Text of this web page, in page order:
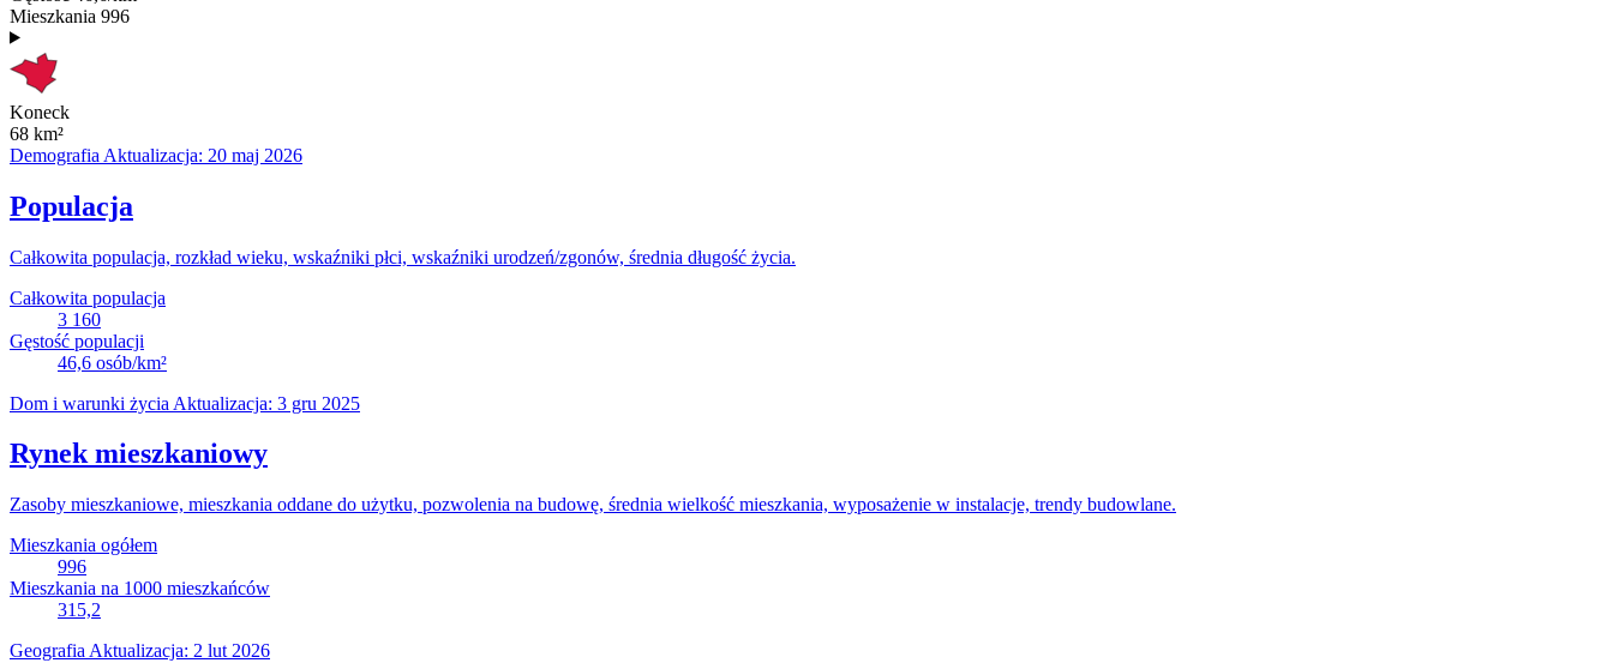
Mieszkania 996
Koneck
68 km²
Demografia Aktualizacja: 20 maj 2026
Populacja
Całkowita populacja, rozkład wieku, wskaźniki płci, wskaźniki urodzeń/zgonów, średnia długość życia.
Całkowita populacja
3 160
Gęstość populacji
46,6 osób/km²
Dom i warunki życia Aktualizacja: 3 gru 2025
Rynek mieszkaniowy
Zasoby mieszkaniowe, mieszkania oddane do użytku, pozwolenia na budowę, średnia wielkość mieszkania, wyposażenie w instalacje, trendy budowlane.
Mieszkania ogółem
996
Mieszkania na 1000 mieszkańców
315,2
Geografia Aktualizacja: 2 lut 2026